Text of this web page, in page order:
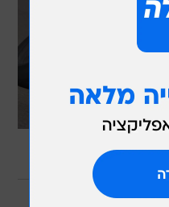
יקרא בקרוב? היכן בדיוק